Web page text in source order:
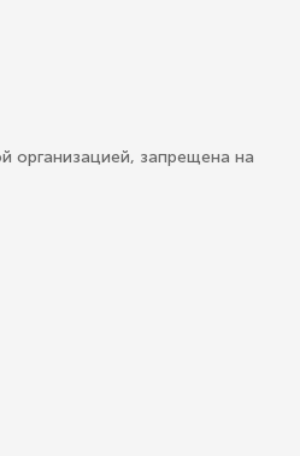
организацией, запрещена на